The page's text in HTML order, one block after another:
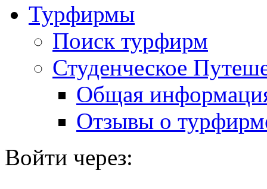
Турфирмы
Поиск турфирм
Студенческое
Общая
Отзывы о
Войти через: